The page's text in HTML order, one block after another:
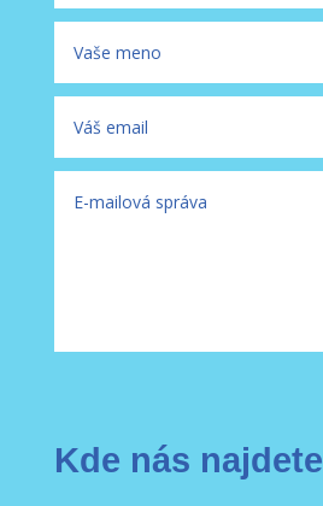
Kde nás najdete